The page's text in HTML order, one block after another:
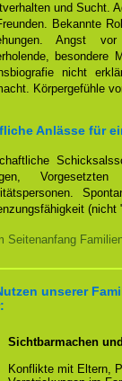
und Sucht.
Bekannte
Angst
besondere
nicht
Körpergefühle
Anlässe für
(nicht
Seitenanfang
unserer
Sichtbarmachen
Konflikte mit Eltern,